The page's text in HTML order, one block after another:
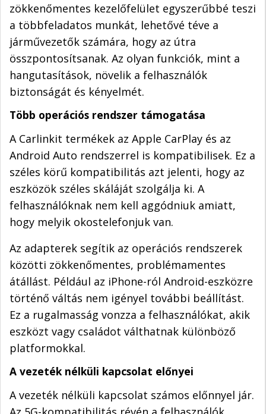
zökkenőmentes kezelőfelület egyszerűbbé teszi
a többfeladatos munkát, lehetővé téve a
járművezetők számára, hogy az útra
összpontosítsanak. Az olyan funkciók, mint a
hangutasítások, növelik a felhasználók
biztonságát és kényelmét.
Több operációs rendszer támogatása
A Carlinkit termékek az Apple CarPlay és az
Android Auto rendszerrel is kompatibilisek. Ez a
széles körű kompatibilitás azt jelenti, hogy az
eszközök széles skáláját szolgálja ki. A
felhasználóknak nem kell aggódniuk amiatt,
hogy melyik okostelefonjuk van.
Az adapterek segítik az operációs rendszerek
közötti zökkenőmentes, problémamentes
átállást. Például az iPhone-ról Android-eszközre
történő váltás nem igényel további beállítást.
Ez a rugalmasság vonzza a felhasználókat, akik
eszközt vagy családot válthatnak különböző
platformokkal.
A vezeték nélküli kapcsolat előnyei
A vezeték nélküli kapcsolat számos előnnyel jár.